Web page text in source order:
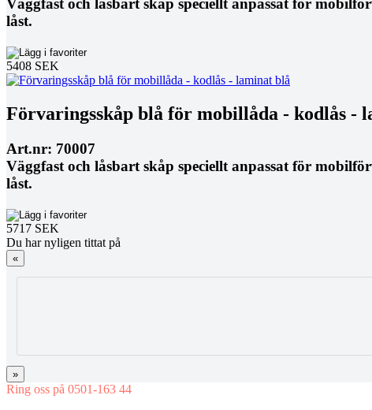
Väggfast och låsbart skåp speciellt anpassat för
låst.
5408 SEK
Förvaringsskåp blå för mobillåda - kodlås -
Art.nr: 70007
Väggfast och låsbart skåp speciellt anpassat för
låst.
5717 SEK
Du har nyligen tittat på
«
»
Ring oss på 0501-163 44